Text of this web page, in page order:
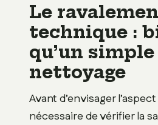
Le
technique :
qu’un simple
nettoyage
Avant d’envisager
nécessaire de vérifier la